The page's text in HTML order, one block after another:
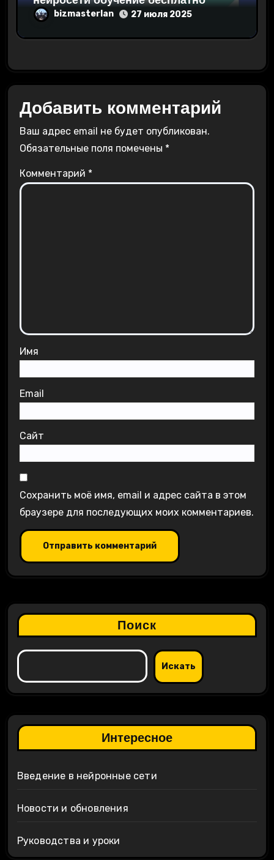
bizmasterlan 27 июля 2025
Добавить комментарий
Ваш адрес email не будет опубликован.
Обязательные поля помечены *
Комментарий *
Имя
Email
Сайт
Сохранить моё имя, email и адрес сайта в этом
браузере для последующих моих комментариев.
Поиск
Искать
Интересное
Введение в нейронные сети
Новости и обновления
Руководства и уроки